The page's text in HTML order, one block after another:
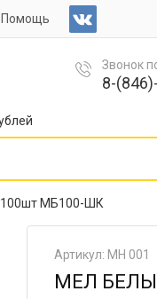
Помощь
Звонок
8-
МБ100-ШК
Артикул: МН 001
МЕЛ